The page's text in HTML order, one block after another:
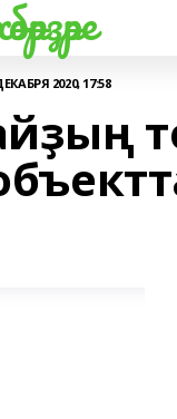
2020, 17:58